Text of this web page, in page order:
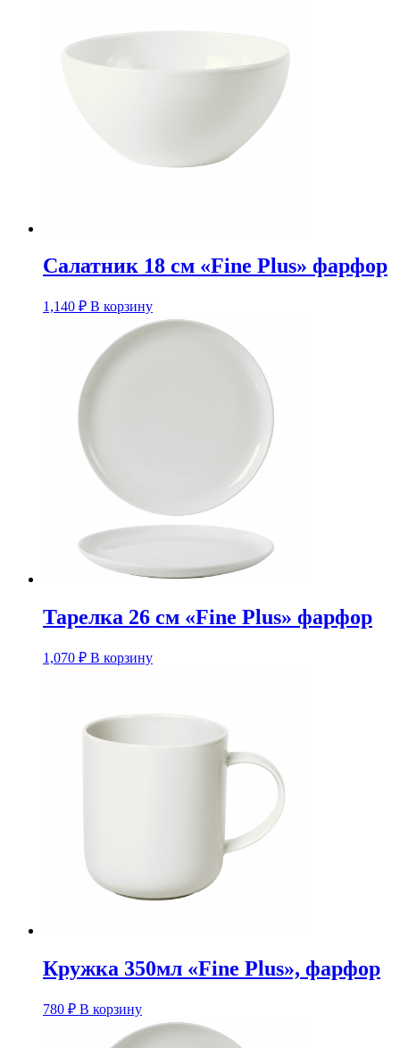
Салатник 18 см «Fine Plus» фарфор
1,140 ₽ В корзину
Тарелка 26 см «Fine Plus» фарфор
1,070 ₽ В корзину
Кружка 350мл «Fine Plus», фарфор
780 ₽ В корзину